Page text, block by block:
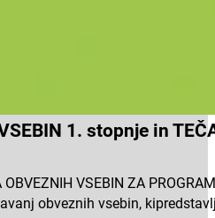
1. stopnje in
VSEBIN ZA
obveznih vsebin,